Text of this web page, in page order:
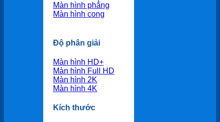
Màn hình phẳng
Màn hình cong
Độ phân giải
Màn hình HD+
Màn hình Full HD
Màn hình 2K
Màn hình 4K
Kích thước